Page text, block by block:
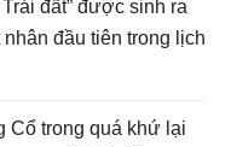
đất” được sinh ra
đầu tiên trong lịch
Cổ trong quá khứ lại